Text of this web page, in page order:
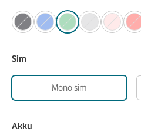
Sim
Mono sim
Akku